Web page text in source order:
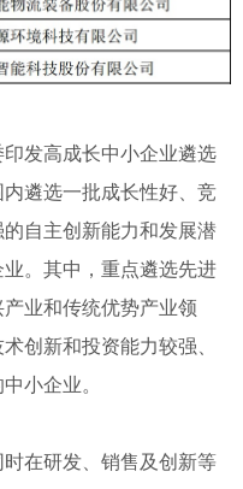
发高成长中小企业遴选
遴选一批成长性好、竞
自主创新能力和发展潜
。其中，重点遴选先进
业和传统优势产业领
创新和投资能力较强、
小企业。
在研发、销售及创新等